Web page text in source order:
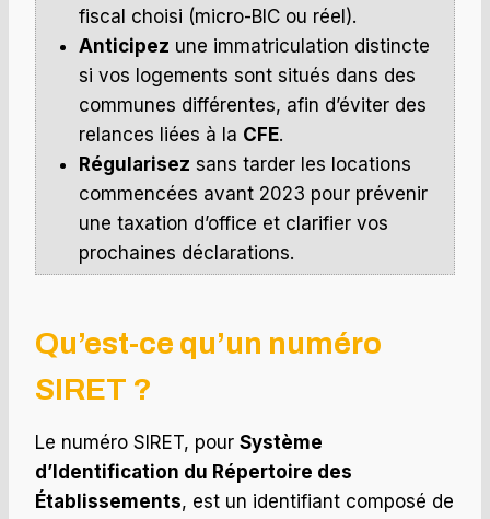
fiscal choisi (micro-BIC ou réel).
Anticipez une immatriculation distincte
si vos logements sont situés dans des
communes différentes, afin d’éviter des
relances liées à la CFE.
Régularisez sans tarder les locations
commencées avant 2023 pour prévenir
une taxation d’office et clarifier vos
prochaines déclarations.
Qu’est-ce qu’un numéro
SIRET ?
Le numéro SIRET, pour Système
d’Identification du Répertoire des
Établissements, est un identifiant composé de